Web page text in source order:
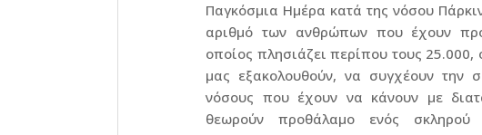
Παγκόσμια Ημέρα κατά της νόσου
αριθμό των ανθρώπων που έχουν
οποίος πλησιάζει περίπου τους
μας εξακολουθούν, να συγχέουν την
νόσους που έχουν να κάνουν με
θεωρούν προθάλαμο ενός σκληρού